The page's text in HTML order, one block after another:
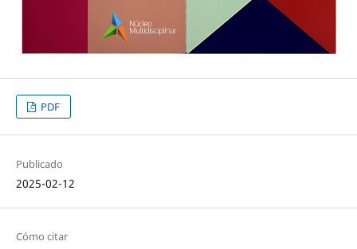
PDF
Publicado
2025-02-12
Cómo citar